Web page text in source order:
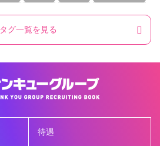
タグ一覧を見る
待遇